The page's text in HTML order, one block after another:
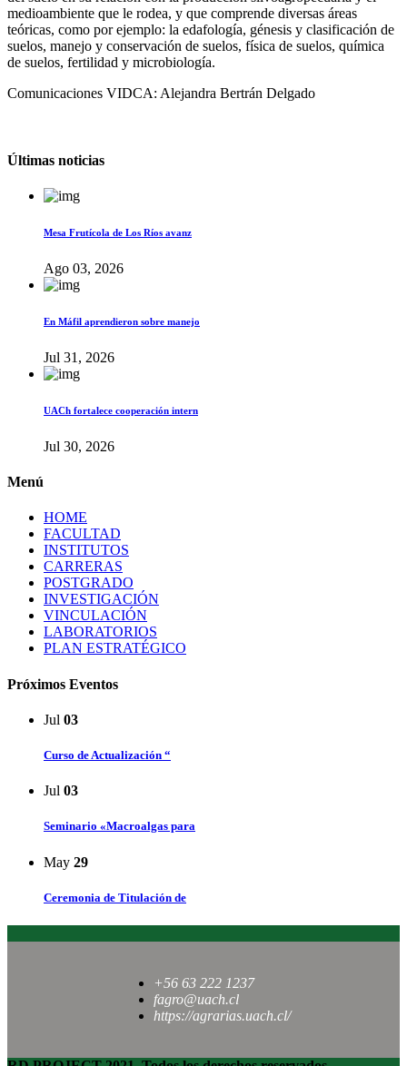
medioambiente que le rodea, y que comprende diversas áreas
teóricas, como por ejemplo: la edafología, génesis y clasificación de
suelos, manejo y conservación de suelos, física de suelos, química
de suelos, fertilidad y microbiología.
Comunicaciones VIDCA: Alejandra Bertrán Delgado
Últimas noticias
Mesa Frutícola de Los Ríos avanz
Ago 03, 2026
En Máfil aprendieron sobre manejo
Jul 31, 2026
UACh fortalece cooperación intern
Jul 30, 2026
Menú
HOME
FACULTAD
INSTITUTOS
CARRERAS
POSTGRADO
INVESTIGACIÓN
VINCULACIÓN
LABORATORIOS
PLAN ESTRATÉGICO
Próximos Eventos
Jul 03
Curso de Actualización “
Jul 03
Seminario «Macroalgas para
May 29
Ceremonia de Titulación de
+56 63 222 1237
fagro@uach.cl
https://agrarias.uach.cl/